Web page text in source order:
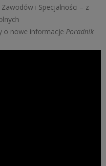
i Specjalności – z
o nowe informacje Poradnik